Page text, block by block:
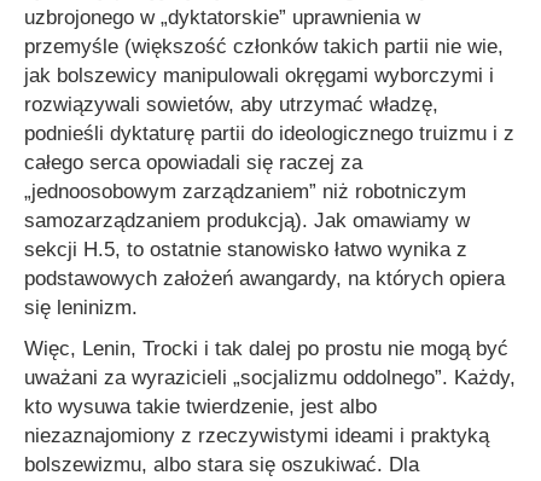
uzbrojonego w „dyktatorskie” uprawnienia w
przemyśle (większość członków takich partii nie wie,
jak bolszewicy manipulowali okręgami wyborczymi i
rozwiązywali sowietów, aby utrzymać władzę,
podnieśli dyktaturę partii do ideologicznego truizmu i z
całego serca opowiadali się raczej za
„jednoosobowym zarządzaniem” niż robotniczym
samozarządzaniem produkcją). Jak omawiamy w
sekcji H.5, to ostatnie stanowisko łatwo wynika z
podstawowych założeń awangardy, na których opiera
się leninizm.
Więc, Lenin, Trocki i tak dalej po prostu nie mogą być
uważani za wyrazicieli „socjalizmu oddolnego”. Każdy,
kto wysuwa takie twierdzenie, jest albo
niezaznajomiony z rzeczywistymi ideami i praktyką
bolszewizmu, albo stara się oszukiwać. Dla